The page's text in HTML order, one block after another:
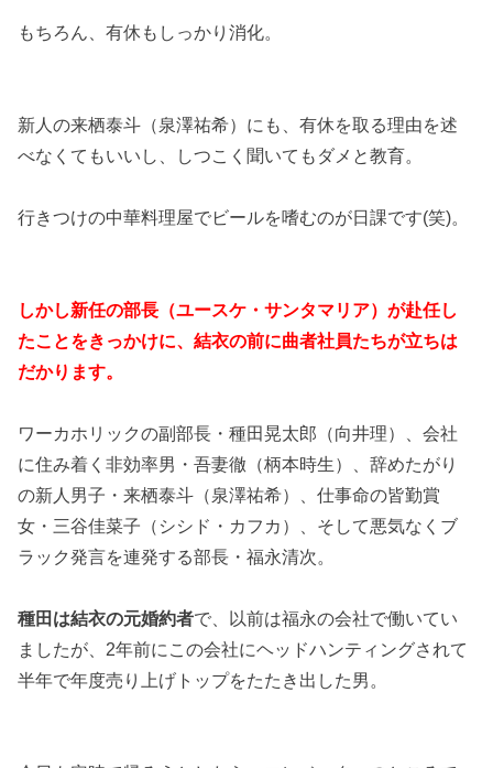
もちろん、有休もしっかり消化。
新人の来栖泰斗（泉澤祐希）にも、有休を取る理由を述
べなくてもいいし、しつこく聞いてもダメと教育。
行きつけの中華料理屋でビールを嗜むのが日課です(笑)。
しかし新任の部長（ユースケ・サンタマリア）が赴任し
たことをきっかけに、結衣の前に曲者社員たちが立ちは
だかります。
ワーカホリックの副部長・種田晃太郎（向井理）、会社
に住み着く非効率男・吾妻徹（柄本時生）、辞めたがり
の新人男子・来栖泰斗（泉澤祐希）、仕事命の皆勤賞
女・三谷佳菜子（シシド・カフカ）、そして悪気なくブ
ラック発言を連発する部長・福永清次。
種田は結衣の元婚約者で、以前は福永の会社で働いてい
ましたが、2年前にこの会社にヘッドハンティングされて
半年で年度売り上げトップをたたき出した男。